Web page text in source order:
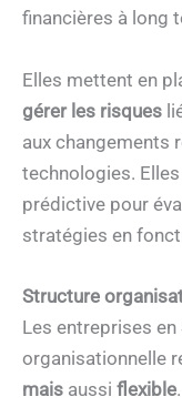
financières à long
Elles mettent en
gérer les risques
aux changements
technologies.
prédictive pour
stratégies en
Structure
Les entreprises
organisationnelle
mais aussi flexible